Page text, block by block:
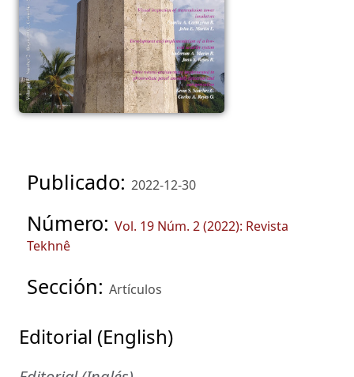
Publicado: 2022-12-30
Número: Vol. 19 Núm. 2 (2022): Revista
Tekhnê
Sección: Artículos
Editorial (English)